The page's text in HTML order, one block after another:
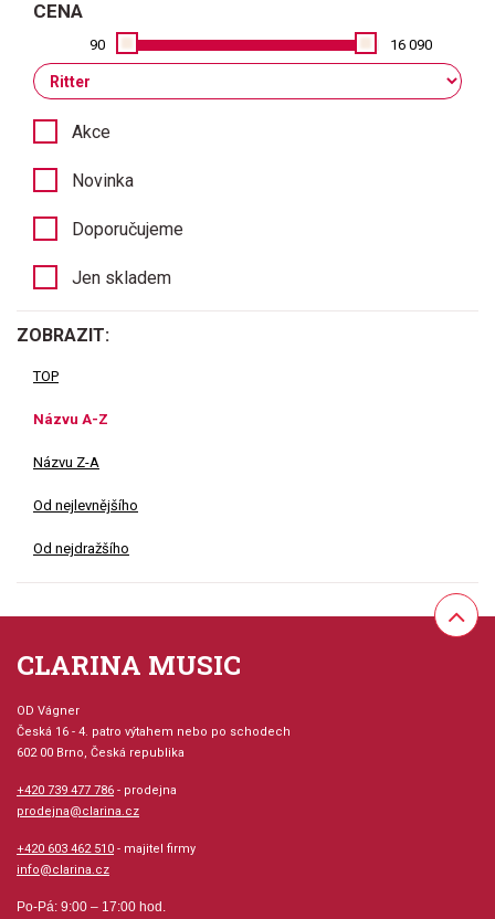
CENA
90 16 090
Akce
Novinka
Doporučujeme
Jen skladem
ZOBRAZIT:
TOP
Názvu A-Z
Názvu Z-A
Od nejlevnějšího
Od nejdražšího
CLARINA MUSIC
OD Vágner
Česká 16 - 4. patro výtahem nebo po schodech
602 00 Brno, Česká republika
+420 739 477 786 - prodejna
prodejna@clarina.cz
+420 603 462 510 - majitel firmy
info@clarina.cz
Po-Pá: 9:00 – 17:00 hod.